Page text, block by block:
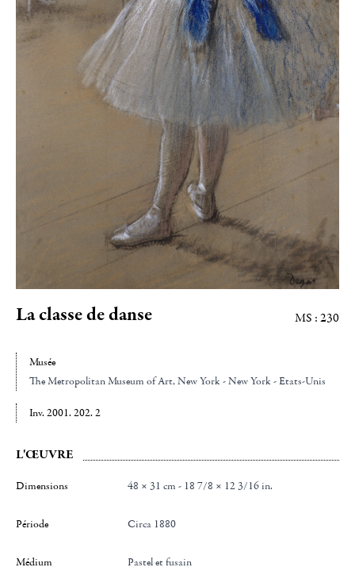
La classe de danse MS : 230
Musée
The Metropolitan Museum of Art, New York - New York - Etats-Unis
Inv. 2001. 202. 2
L'ŒUVRE
Dimensions 48 × 31 cm - 18 7/8 × 12 3/16 in.
Période Circa 1880
Médium Pastel et fusain